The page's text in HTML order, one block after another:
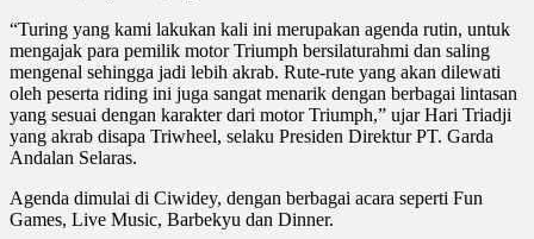
“Turing yang kami lakukan kali ini merupakan agenda rutin, untuk
mengajak para pemilik motor Triumph bersilaturahmi dan saling
mengenal sehingga jadi lebih akrab. Rute-rute yang akan dilewati
oleh peserta riding ini juga sangat menarik dengan berbagai lintasan
yang sesuai dengan karakter dari motor Triumph,” ujar Hari Triadji
yang akrab disapa Triwheel, selaku Presiden Direktur PT. Garda
Andalan Selaras.
Agenda dimulai di Ciwidey, dengan berbagai acara seperti Fun
Games, Live Music, Barbekyu dan Dinner.